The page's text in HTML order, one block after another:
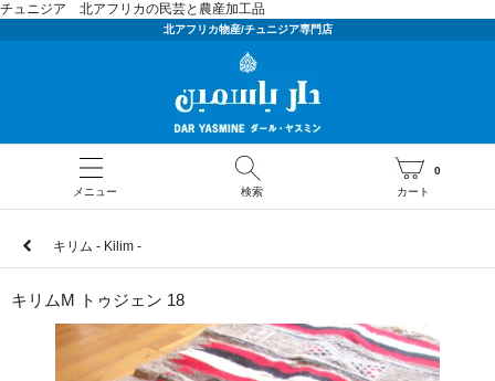
チュニジア 北アフリカの民芸と農産加工品
北アフリカ物産/チュニジア専門店
メニュー 検索 カート
0
キリム - Kilim -
キリムM トゥジェン 18